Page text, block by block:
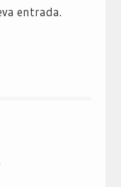
entrada.